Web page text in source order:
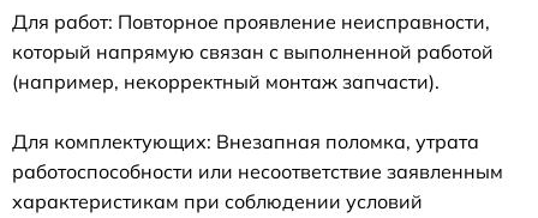
Для работ: Повторное проявление неисправности,
который напрямую связан с выполненной работой
(например, некорректный монтаж запчасти).
Для комплектующих: Внезапная поломка, утрата
работоспособности или несоответствие заявленным
характеристикам при соблюдении условий